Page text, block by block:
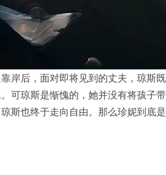
岸后，面对即将见到的丈夫，琼斯
可琼斯是惭愧的，她并没有将孩子
斯也终于走向自由。那么珍妮到底